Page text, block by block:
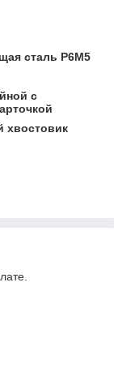
сталь Р6М5
с
хвостовик